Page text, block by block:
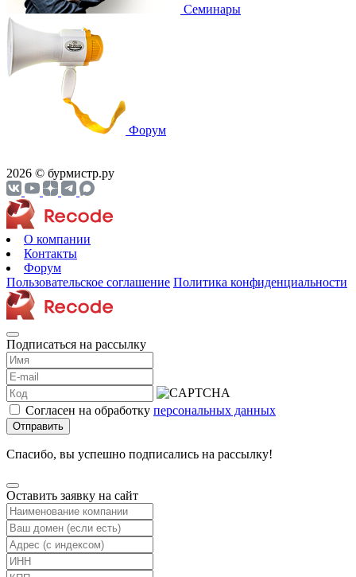
Cеминары
Форум
2026 © бурмистр.ру
О компании
Контакты
Форум
Пользовательское соглашение Политика конфиденциальности
Подписаться на рассылку
Согласен на обработку персональных данных
Отправить
Спасибо, вы успешно подписались на рассылку!
Оставить заявку на сайт